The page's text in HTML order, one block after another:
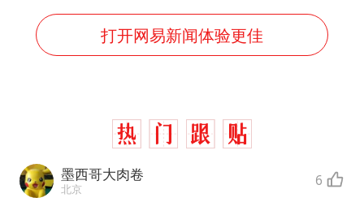
打开网易新闻体验更佳
墨西哥大肉卷
北京 6